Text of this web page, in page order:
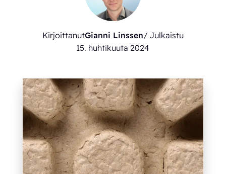
KirjoittanutGianni Linssen/ Julkaistu
15. huhtikuuta 2024